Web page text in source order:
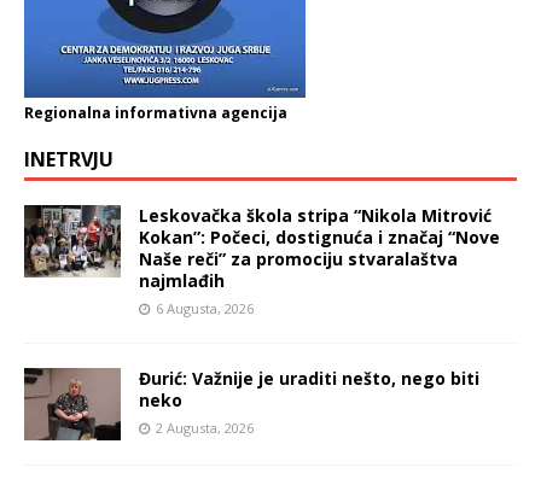
Regionalna informativna agencija
INETRVJU
Leskovačka škola stripa “Nikola Mitrović
Kokan”: Počeci, dostignuća i značaj “Nove
Naše reči” za promociju stvaralaštva
najmlađih
6 Augusta, 2026
Đurić: Važnije je uraditi nešto, nego biti
neko
2 Augusta, 2026